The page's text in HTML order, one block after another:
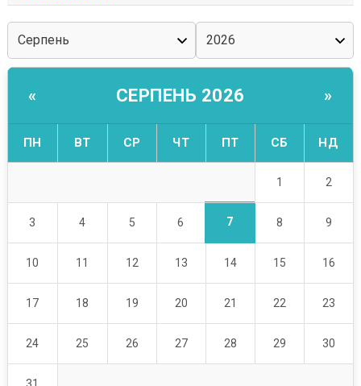
« СЕРПЕНЬ 2026 »
ПН ВТ СР ЧТ ПТ СБ НД
1 2
3 4 5 6 7 8 9
10 11 12 13 14 15 16
17 18 19 20 21 22 23
24 25 26 27 28 29 30
31